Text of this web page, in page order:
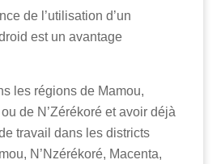
de l’utilisation d’un
est un avantage
les régions de Mamou,
de N’Zérékoré et avoir déjà
travail dans les districts
N’Nzérékoré, Macenta,